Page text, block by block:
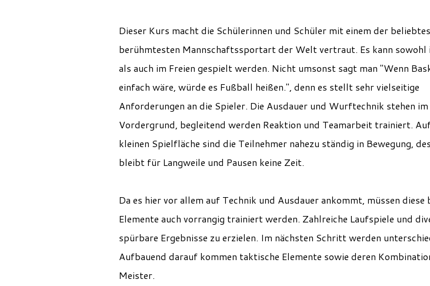
Dieser Kurs macht die Schülerinnen und Schüler mit einem der
berühmtesten Mannschaftssportart der Welt vertraut. Es kann sowohl
als auch im Freien gespielt werden. Nicht umsonst sagt man "Wenn
einfach wäre, würde es Fußball heißen.", denn es stellt sehr vielseitige
Anforderungen an die Spieler. Die Ausdauer und Wurftechnik stehen im
Vordergrund, begleitend werden Reaktion und Teamarbeit trainiert. A
kleinen Spielfläche sind die Teilnehmer nahezu ständig in Bewegung,
bleibt für Langweile und Pausen keine Zeit.
Da es hier vor allem auf Technik und Ausdauer ankommt, müssen diese
Elemente auch vorrangig trainiert werden. Zahlreiche Laufspiele und
spürbare Ergebnisse zu erzielen. Im nächsten Schritt werden
Aufbauend darauf kommen taktische Elemente sowie deren
Meister.